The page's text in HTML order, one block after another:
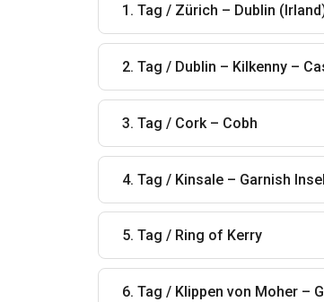
1. Tag / Zürich – Dublin
2. Tag / Dublin – Kilkenny –
3. Tag / Cork – Cobh
4. Tag / Kinsale – Garnish Insel
5. Tag / Ring of Kerry
6. Tag / Klippen von Moher –